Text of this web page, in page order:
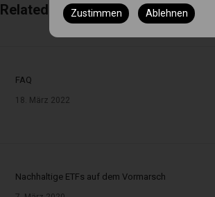
Related Posts
FAQ
18. März 2022
Nachhaltige ETFs auf dem Vormarsch
Immobilienmakler nach § 34 c GewO
Zustimmen Ablehnen